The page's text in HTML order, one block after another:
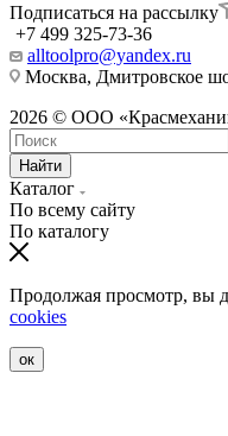
Подписаться на рассылку
+7 499 325-73-36
alltoolpro@yandex.ru
Москва, Дмитровское
2026 © ООО
Найти
Каталог
По всему сайту
По каталогу
Продолжая просмотр, вы
cookies
ок